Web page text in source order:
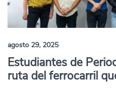
agosto 29, 2025
Estudiantes de
ruta del ferrocarril